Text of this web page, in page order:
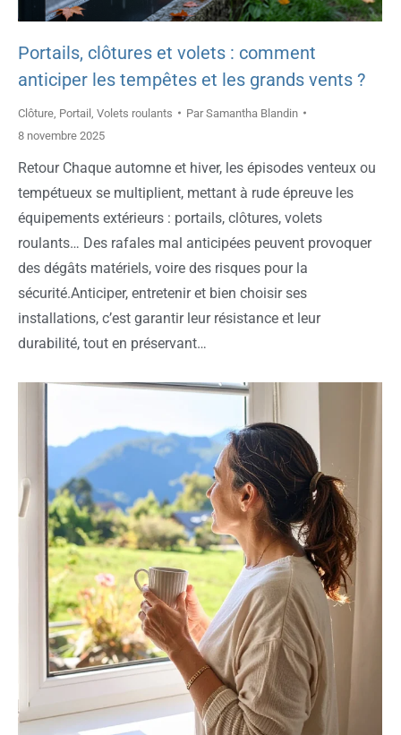
Portails, clôtures et volets : comment
anticiper les tempêtes et les grands vents ?
Clôture Portail Volets roulants ParSamantha Blandin
8 novembre 2025
Retour Chaque automne et hiver, les épisodes venteux ou
tempétueux se multiplient, mettant à rude épreuve les
équipements extérieurs : portails, clôtures, volets
roulants… Des rafales mal anticipées peuvent provoquer
des dégâts matériels, voire des risques pour la
sécurité.Anticiper, entretenir et bien choisir ses
installations, c’est garantir leur résistance et leur
durabilité, tout en préservant…